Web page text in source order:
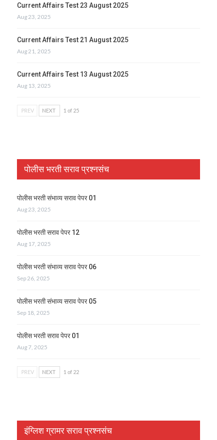
Current Affairs Test 23 August 2025
Aug 23, 2025
Current Affairs Test 21 August 2025
Aug 21, 2025
Current Affairs Test 13 August 2025
Aug 13, 2025
PREV NEXT 1 of 25
पोलीस भरती सराव प्रश्नसंच
पोलीस भरती संभाव्य सराव पेपर 01
Aug 23, 2025
पोलीस भरती सराव पेपर 12
Aug 17, 2025
पोलीस भरती संभाव्य सराव पेपर 06
Sep 26, 2025
पोलीस भरती संभाव्य सराव पेपर 05
Sep 18, 2025
पोलीस भरती सराव पेपर 01
Aug 7, 2025
PREV NEXT 1 of 22
इंग्लिश ग्रामर सराव प्रश्नसंच